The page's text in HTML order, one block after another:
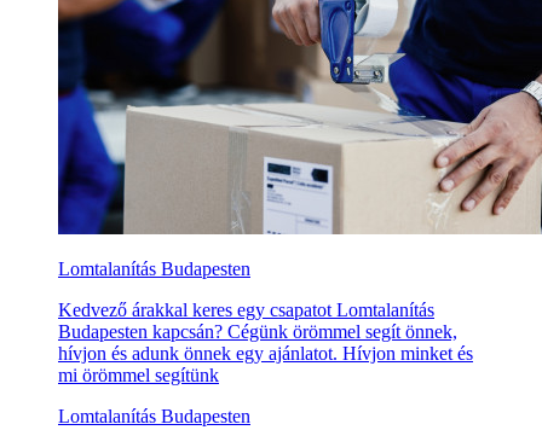
Lomtalanítás Budapesten
Kedvező árakkal keres egy csapatot Lomtalanítás
Budapesten kapcsán? Cégünk örömmel segít önnek,
hívjon és adunk önnek egy ajánlatot. Hívjon minket és
mi örömmel segítünk
Lomtalanítás Budapesten